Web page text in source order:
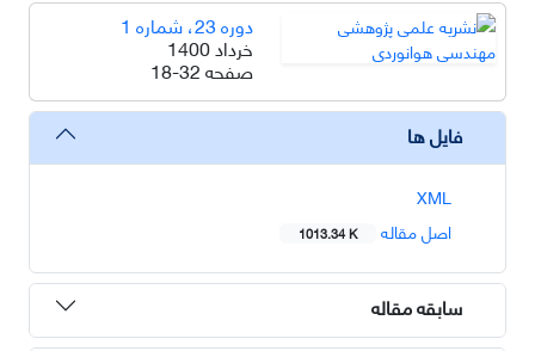
دوره 23، شماره 1
خرداد 1400
صفحه18-32
فایل ها
XML
اصل مقاله
1013.34 K
سابقه مقاله